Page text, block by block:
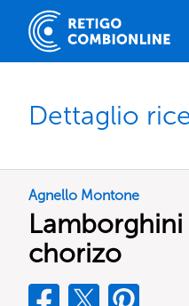
Dettaglio
Agnello Montone
chorizo